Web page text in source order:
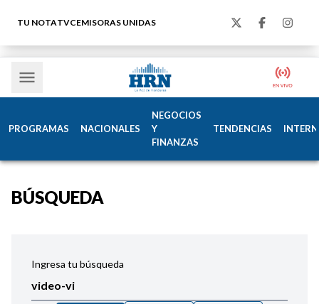
TU NOTATVCEMISORAS UNIDAS
PROGRAMAS NACIONALES
NEGOCIOS
Y
FINANZAS
TENDENCIAS
BÚSQUEDA
Ingresa tu búsqueda